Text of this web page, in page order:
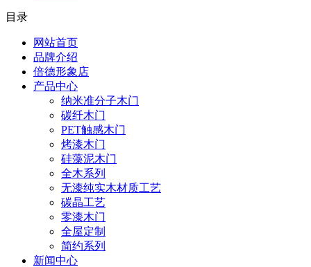
目录
网站首页
品牌介绍
倍德形象店
产品中心
纳米准分子木门
碳纤木门
PET触感木门
烤漆木门
硅藻泥木门
全木系列
无漆纯实木材质工艺
碳晶工艺
零漆木门
全屋定制
简约系列
新闻中心